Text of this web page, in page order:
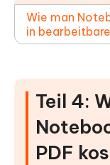
Wie man
in
Teil 4:
PDF